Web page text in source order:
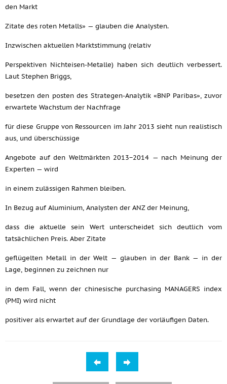
den Markt
Zitate des roten Metalls» — glauben die Analysten.
Inzwischen aktuellen Marktstimmung (relativ
Perspektiven Nichteisen-Metalle) haben sich deutlich verbessert.
Laut Stephen Briggs,
besetzen den posten des Strategen-Analytik «BNP Paribas», zuvor
erwartete Wachstum der Nachfrage
für diese Gruppe von Ressourcen im Jahr 2013 sieht nun realistisch
aus, und überschüssige
Angebote auf den Weltmärkten 2013−2014 — nach Meinung der
Experten — wird
in einem zulässigen Rahmen bleiben.
In Bezug auf Aluminium, Analysten der ANZ der Meinung,
dass die aktuelle sein Wert unterscheidet sich deutlich vom
tatsächlichen Preis. Aber Zitate
geflügelten Metall in der Welt — glauben in der Bank — in der
Lage, beginnen zu zeichnen nur
in dem Fall, wenn der chinesische purchasing MANAGERS index
(PMI) wird nicht
positiver als erwartet auf der Grundlage der vorläufigen Daten.